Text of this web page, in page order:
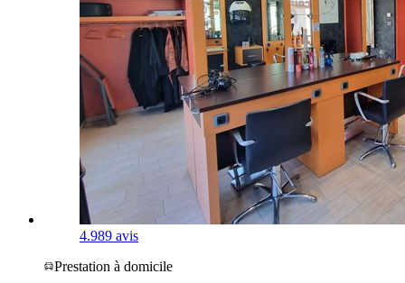
4.989 avis
Prestation à domicile